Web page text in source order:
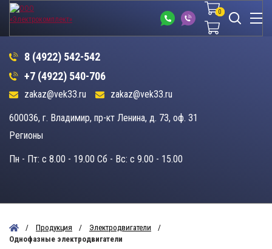
8 (4922) 542-542
+7 (4922) 540-706
zakaz@vek33.ru zakaz@vek33.ru
600036, г. Владимир, пр-кт Ленина, д. 73, оф. 31
Регионы
Пн - Пт: c 8.00 - 19.00 Сб - Вс: c 9.00 - 15.00
00
Продукция
Электродвигатели
Однофазные электродвигатели